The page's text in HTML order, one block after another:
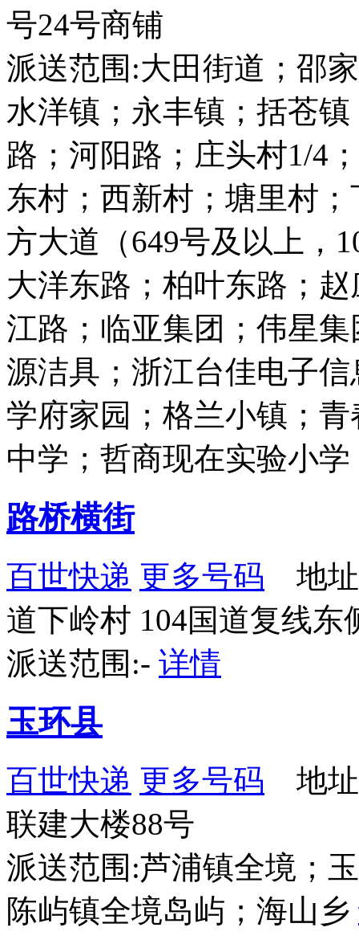
号24号商铺
派送范围:大田街道；邵
水洋镇；永丰镇；括苍
路；河阳路；庄头村1/4
东村；西新村；塘里村
方大道（649号及以上，
大洋东路；柏叶东路；
江路；临亚集团；伟星
源洁具；浙江台佳电子
学府家园；格兰小镇；
中学；哲商现在实验小
路桥横街
百世快递 更多号码 地址
道下岭村 104国道复线东
派送范围:- 详情
玉环县
百世快递 更多号码 地址
联建大楼88号
派送范围:芦浦镇全境；
陈屿镇全境岛屿；海山乡